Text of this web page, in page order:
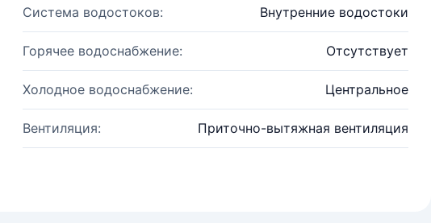
Система водостоков: Внутренние водостоки
Горячее водоснабжение: Отсутствует
Холодное водоснабжение: Центральное
Вентиляция: Приточно-вытяжная вентиляция